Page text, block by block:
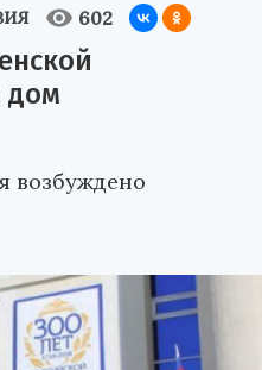
602
дом
возбуждено